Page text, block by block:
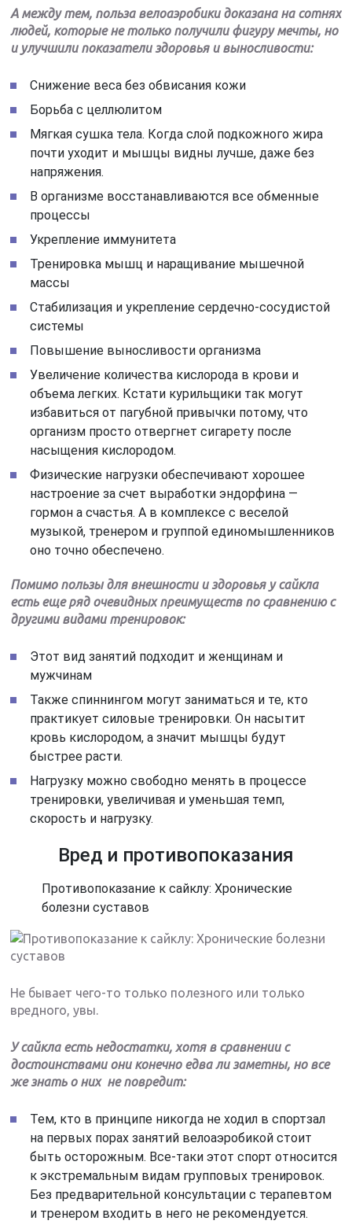
А между тем, польза велоаэробики доказана на сотнях
людей, которые не только получили фигуру мечты, но
и улучшили показатели здоровья и выносливости:
Снижение веса без обвисания кожи
Борьба с целлюлитом
Мягкая сушка тела. Когда слой подкожного жира
почти уходит и мышцы видны лучше, даже без
напряжения.
В организме восстанавливаются все обменные
процессы
Укрепление иммунитета
Тренировка мышц и наращивание мышечной
массы
Стабилизация и укрепление сердечно-сосудистой
системы
Повышение выносливости организма
Увеличение количества кислорода в крови и
объема легких. Кстати курильщики так могут
избавиться от пагубной привычки потому, что
организм просто отвергнет сигарету после
насыщения кислородом.
Физические нагрузки обеспечивают хорошее
настроение за счет выработки эндорфина —
гормон а счастья. А в комплексе с веселой
музыкой, тренером и группой единомышленников
оно точно обеспечено.
Помимо пользы для внешности и здоровья у сайкла
есть еще ряд очевидных преимуществ по сравнению с
другими видами тренировок:
Этот вид занятий подходит и женщинам и
мужчинам
Также спиннингом могут заниматься и те, кто
практикует силовые тренировки. Он насытит
кровь кислородом, а значит мышцы будут
быстрее расти.
Нагрузку можно свободно менять в процессе
тренировки, увеличивая и уменьшая темп,
скорость и нагрузку.
Вред и противопоказания
Противопоказание к сайклу: Хронические
болезни суставов
Не бывает чего-то только полезного или только
вредного, увы.
У сайкла есть недостатки, хотя в сравнении с
достоинствами они конечно едва ли заметны, но все
же знать о них не повредит:
Тем, кто в принципе никогда не ходил в спортзал
на первых порах занятий велоаэробикой стоит
быть осторожным. Все-таки этот спорт относится
к экстремальным видам групповых тренировок.
Без предварительной консультации с терапевтом
и тренером входить в него не рекомендуется.